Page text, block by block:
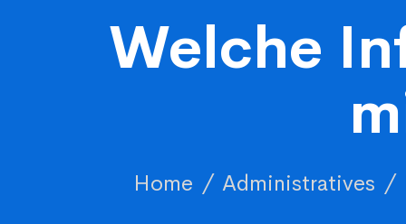
Welche
Home Administratives